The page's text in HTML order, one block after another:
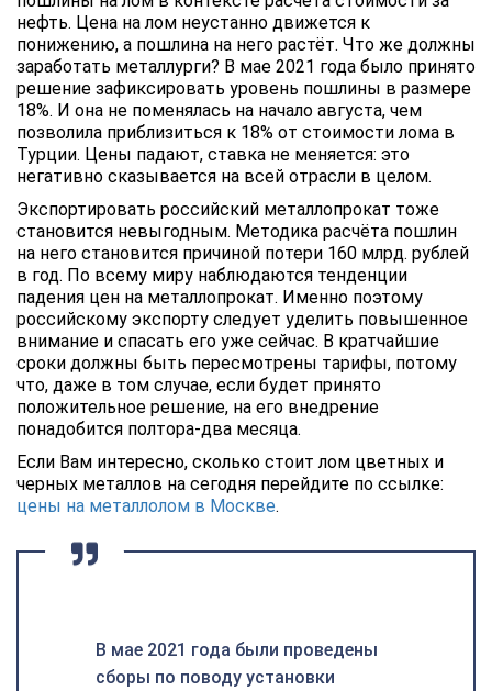
нефть. Цена на лом неустанно движется к
понижению, а пошлина на него растёт. Что же должны
заработать металлурги? В мае 2021 года было принято
решение зафиксировать уровень пошлины в размере
18%. И она не поменялась на начало августа, чем
позволила приблизиться к 18% от стоимости лома в
Турции. Цены падают, ставка не меняется: это
негативно сказывается на всей отрасли в целом.
Экспортировать российский металлопрокат тоже
становится невыгодным. Методика расчёта пошлин
на него становится причиной потери 160 млрд. рублей
в год. По всему миру наблюдаются тенденции
падения цен на металлопрокат. Именно поэтому
российскому экспорту следует уделить повышенное
внимание и спасать его уже сейчас. В кратчайшие
сроки должны быть пересмотрены тарифы, потому
что, даже в том случае, если будет принято
положительное решение, на его внедрение
понадобится полтора-два месяца.
Если Вам интересно, сколько стоит лом цветных и
черных металлов на сегодня перейдите по ссылке:
цены на металлолом в Москве.
В мае 2021 года были проведены
сборы по поводу установки